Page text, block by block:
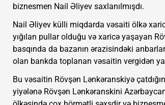
biznesmen Nail Əliyev saxlanılmışdı.
Nail Əliyev külli miqdarda vəsaiti ölkə
yığılan pullar olduğu və xaricə yaşayan
basqında da bazanın ərazisindəki
olan bankda toplanan vəsaitin vergidən
Bu vəsaitin Rövşən Lənkəranskiyə
yiyələnə Rövşən Lənkəranskini